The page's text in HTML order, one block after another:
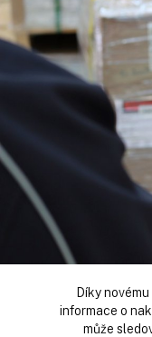
Díky
informace o
může